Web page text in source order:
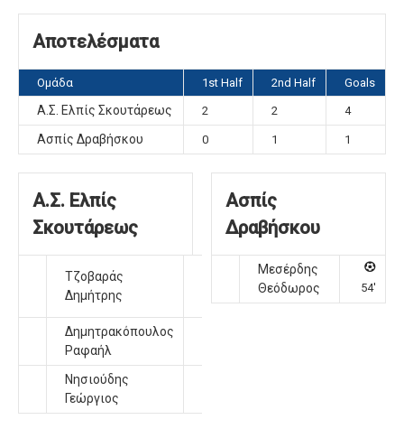
Αποτελέσματα
Ομάδα 1st Half 2nd Half Goals
Α.Σ. Ελπίς Σκουτάρεως 2 2 4
Ασπίς Δραβήσκου 0 1 1
Α.Σ. Ελπίς
Σκουτάρεως
Τζοβαράς
Δημήτρης
66'
Δημητρακόπουλος
Ραφαήλ
Νησιούδης
Γεώργιος
Ασπίς
Δραβήσκου
Μεσέρδης
Θεόδωρος
54'